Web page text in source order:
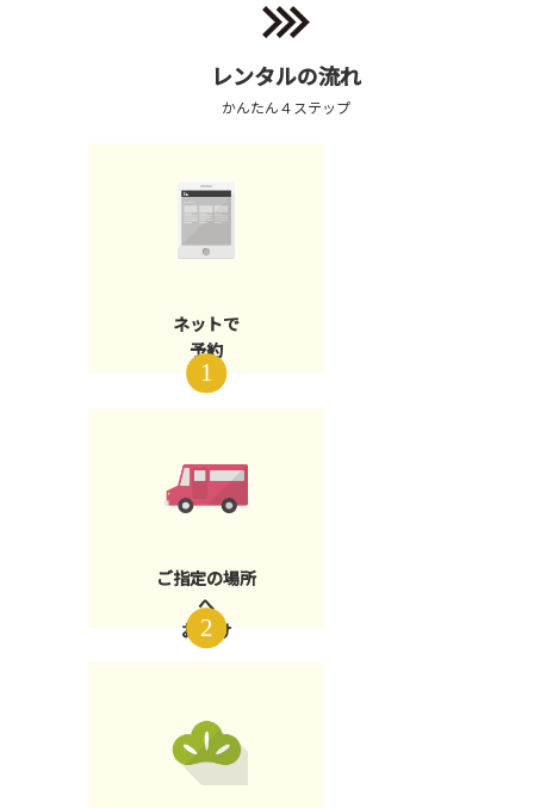
レンタルの流れ
かんたん４ステップ
ネットで
予約
ご指定の場所
へ
お届け